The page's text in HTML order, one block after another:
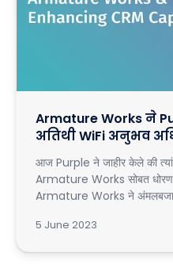
Armature Works ने
अतिथी WiFi अनुभव
आज Purple ने जाहीर केले की
Armature Works सोबत
Armature Works ने
5 June 2023